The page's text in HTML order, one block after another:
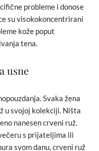
probleme i donose
su visokokoncentrirani
kože poput
tena.
usne
Svaka žena
u svojoj kolekciji. Ništa
nanesen crveni ruž.
s prijateljima ili
svom danu, crveni ruž